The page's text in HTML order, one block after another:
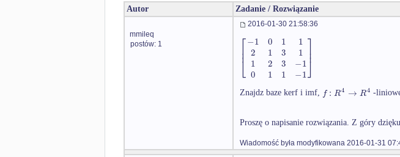
Autor Zadanie / Rozwiązanie
mmileq
postów: 1
2016-01-30 21:58:36
⎡
⎣
⎢⎢
−1
2
1
0
0
1
2
1
1
3
3
1
1
1
−1
−1
⎤
⎦⎥⎥
Znajdz baze kerf i imf, f : R4 → R4 -
Proszę o napisanie rozwiązania. Z góry
Wiadomość była modyfikowana 2016-01-31